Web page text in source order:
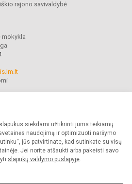
siekdami užtikrinti jums teikiamų
naudojimą ir optimizuoti naršymo
jūs patvirtinate, kad sutinkate su visų
Jei norite atšaukti arba pakeisti savo
slapukų valdymo puslapyje.
rajono savivaldybė
mokykla
mokykla. Visos teisės saugomos.
administracijos sutikimo griežtai draudžiama.
Slapukų politika